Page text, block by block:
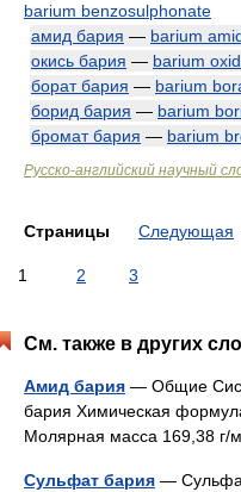
barium benzosulphonate
амид бария — barium
окись бария — barium
борат бария — barium
борид бария — barium
бромат бария — barium
Русско-английский научный
Страницы Следующая
1 2 3
См. также в других
Амид бария — Общие
бария Химическая
Молярная масса 169,38
Сульфат бария —